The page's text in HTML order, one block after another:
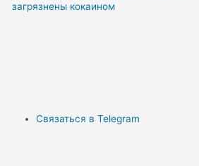
загрязнены кокаином
Связаться в Telegram